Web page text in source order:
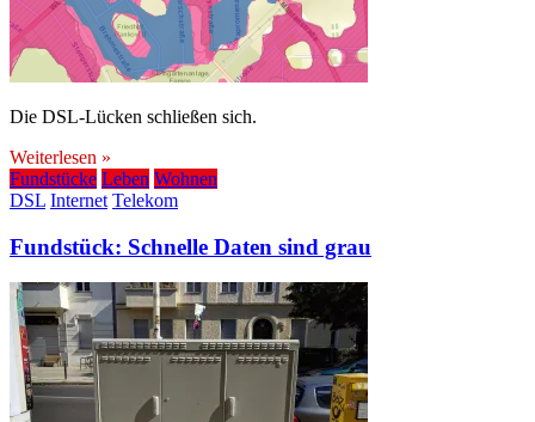
Die DSL-Lücken schließen sich.
Weiterlesen »
Fundstücke Leben Wohnen
DSL Internet Telekom
Fundstück: Schnelle Daten sind grau